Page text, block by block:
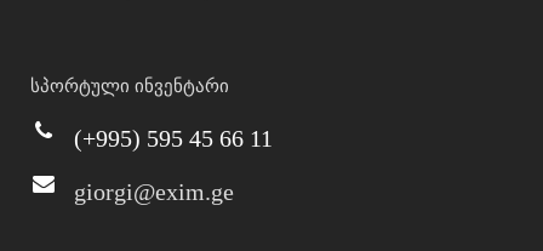
სპორტული ინვენტარი
(+995) 595 45 66 11
giorgi@exim.ge